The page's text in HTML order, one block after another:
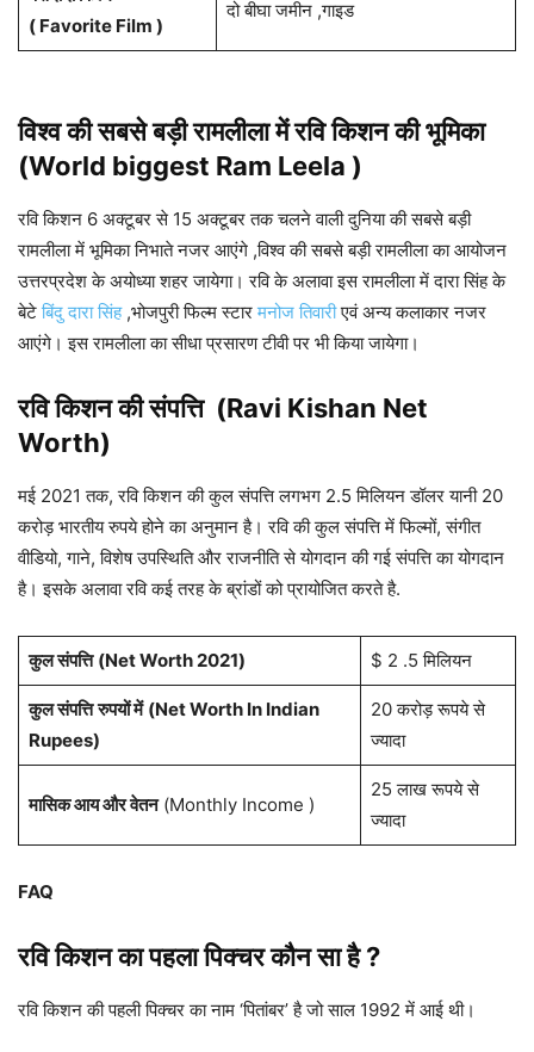
( Favorite Film )
दो बीघा जमीन ,गाइड
विश्व की सबसे बड़ी रामलीला में रवि किशन की भूमिका
(World biggest Ram Leela )
रवि किशन 6 अक्टूबर से 15 अक्टूबर तक चलने वाली दुनिया की सबसे बड़ी
रामलीला में भूमिका निभाते नजर आएंगे ,विश्व की सबसे बड़ी रामलीला का आयोजन
उत्तरप्रदेश के अयोध्या शहर जायेगा। रवि के अलावा इस रामलीला में दारा सिंह के
बेटेबिंदु दारा सिंह,भोजपुरी फिल्म स्टारमनोज तिवारीएवं अन्य कलाकार नजर
आएंगे। इस रामलीला का सीधा प्रसारण टीवी पर भी किया जायेगा।
रवि किशन की संपत्ति (Ravi Kishan Net
Worth)
मई 2021 तक, रवि किशन की कुल संपत्ति लगभग 2.5 मिलियन डॉलर यानी 20
करोड़ भारतीय रुपये होने का अनुमान है। रवि की कुल संपत्ति में फिल्मों, संगीत
वीडियो, गाने, विशेष उपस्थिति और राजनीति से योगदान की गई संपत्ति का योगदान
है। इसके अलावा रवि कई तरह के ब्रांडों को प्रायोजित करते है.
कुल संपत्ति (Net Worth 2021) $ 2 .5 मिलियन
कुल संपत्ति रुपयों में (Net Worth In Indian
Rupees)
20 करोड़ रूपये से
ज्यादा
मासिक आय और वेतन(Monthly Income )
25 लाख रूपये से
ज्यादा
FAQ
रवि किशन का पहला पिक्चर कौन सा है ?
रवि किशन की पहली पिक्चर का नाम ‘पितांबर’ है जो साल 1992 में आई थी।